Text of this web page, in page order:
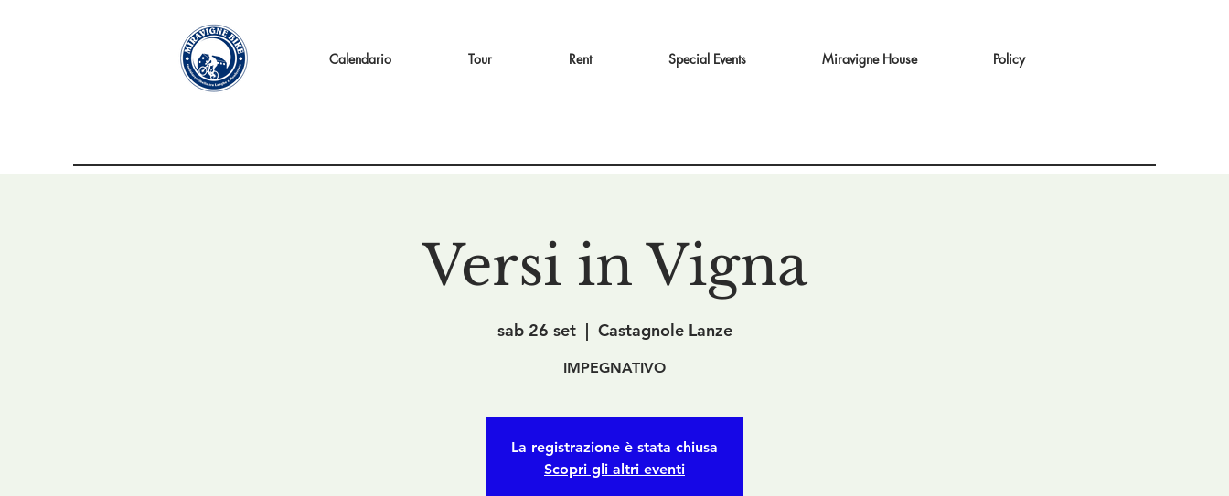
Calendario Tour Rent Special Events Miravigne House Policy
Versi in Vigna
sab 26 set
  |
Castagnole Lanze
IMPEGNATIVO
La registrazione è stata chiusa
Scopri gli altri eventi